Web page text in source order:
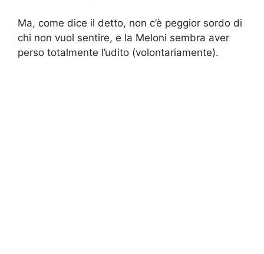
Ma, come dice il detto, non c’è peggior sordo di
chi non vuol sentire, e la Meloni sembra aver
perso totalmente l’udito (volontariamente).